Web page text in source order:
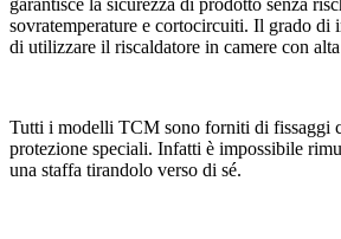
garantisce la sicurezza di prodotto senza
sovratemperature e cortocircuiti. Il grado di
di utilizzare il riscaldatore in camere con
Tutti i modelli TCM sono forniti di fissaggi
protezione speciali. Infatti è impossibile
una staffa tirandolo verso di sé.